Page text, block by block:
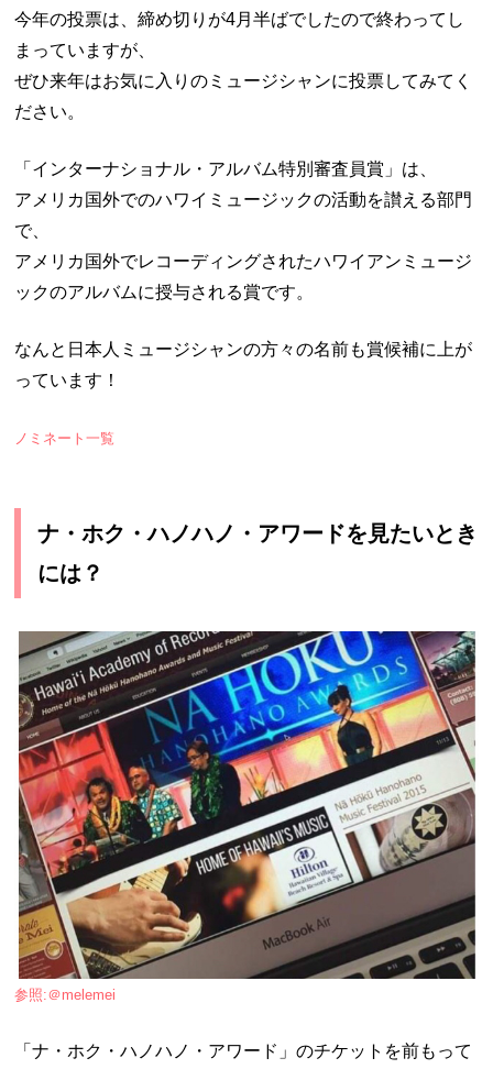
今年の投票は、締め切りが4月半ばでしたので終わってし
まっていますが、
ぜひ来年はお気に入りのミュージシャンに投票してみてく
ださい。
「インターナショナル・アルバム特別審査員賞」は、
アメリカ国外でのハワイミュージックの活動を讃える部門
で、
アメリカ国外でレコーディングされたハワイアンミュージ
ックのアルバムに授与される賞です。
なんと日本人ミュージシャンの方々の名前も賞候補に上が
っています！
ノミネート一覧
ナ・ホク・ハノハノ・アワードを見たいとき
には？
参照:＠melemei
「ナ・ホク・ハノハノ・アワード」のチケットを前もって